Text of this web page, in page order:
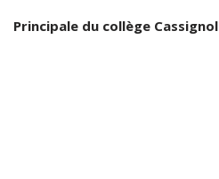
Principale du collège Cassignol